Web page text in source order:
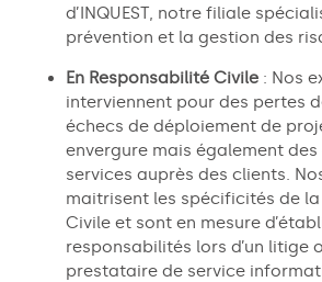
d’INQUEST, notre filiale
prévention et la gestion des
En Responsabilité Civile : Nos
interviennent pour des pertes
échecs de déploiement de
envergure mais également
services auprès des clients.
maitrisent les spécificités de
Civile et sont en mesure
responsabilités lors d’un litige
prestataire de service